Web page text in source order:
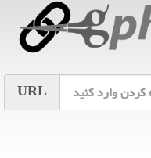
URL